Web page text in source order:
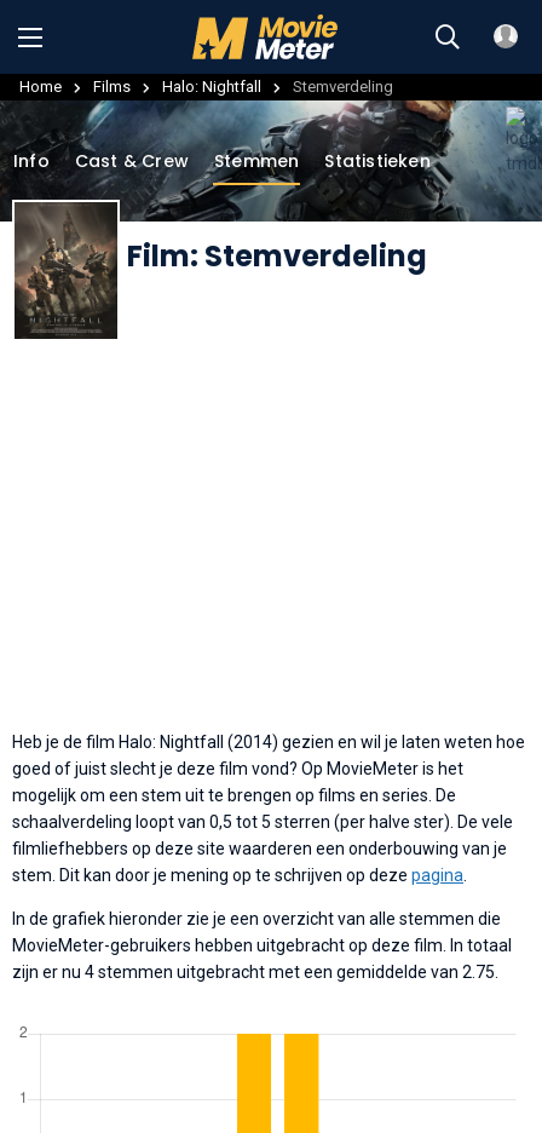
Home Films Halo: Nightfall Stemverdeling
Film: Stemverdeling
Info Cast & Crew Stemmen Statistieken
Heb je de film Halo: Nightfall (2014) gezien en wil je laten weten hoe
goed of juist slecht je deze film vond? Op MovieMeter is het
mogelijk om een stem uit te brengen op films en series. De
schaalverdeling loopt van 0,5 tot 5 sterren (per halve ster). De vele
filmliefhebbers op deze site waarderen een onderbouwing van je
stem. Dit kan door je mening op te schrijven op deze pagina
In de grafiek hieronder zie je een overzicht van alle stemmen die
MovieMeter-gebruikers hebben uitgebracht op deze film. In totaal
zijn er nu 4 stemmen uitgebracht met een gemiddelde van 2.75.